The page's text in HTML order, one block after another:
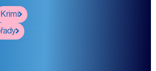
Krimi